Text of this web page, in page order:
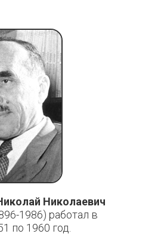
Николаевич
1986) работал в
по 1960 год.